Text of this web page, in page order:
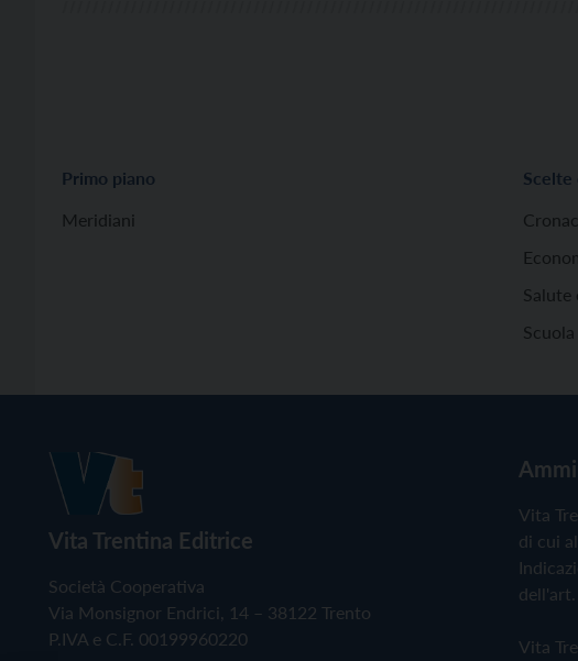
Primo piano
Meridiani
Scelte
Salute
Vita Trentina Editrice
Società Cooperativa
Via Monsignor Endrici, 14 – 38122 Trento
P.IVA e C.F. 00199960220
Vita
di cui
Vita